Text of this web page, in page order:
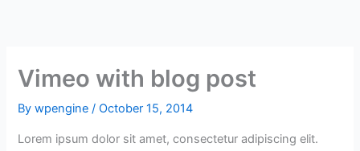
Vimeo with blog post
Bywpengine/October 15, 2014
Lorem ipsum dolor sit amet, consectetur adipiscing elit.